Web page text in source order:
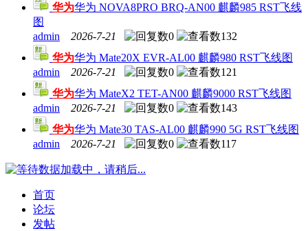
华为华为 NOVA8PRO BRQ-AN00 麒麟985 RST飞线
图
admin
2026-7-21 0
132
华为华为 Mate20X EVR-AL00 麒麟980 RST飞线图
admin
2026-7-21 0
121
华为华为 MateX2 TET-AN00 麒麟9000 RST飞线图
admin
2026-7-21 0
143
华为华为 Mate30 TAS-AL00 麒麟990 5G RST飞线图
admin
2026-7-21 0 117
数据加载中，请稍后...
首页
论坛
发帖